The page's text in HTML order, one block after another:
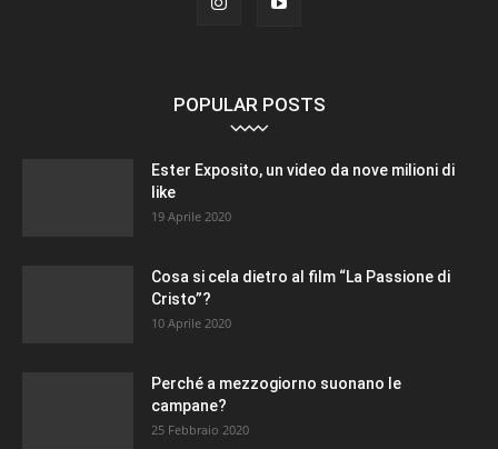
POPULAR POSTS
Ester Exposito, un video da nove milioni di
like
19 Aprile 2020
Cosa si cela dietro al film “La Passione di
Cristo”?
10 Aprile 2020
Perché a mezzogiorno suonano le
campane?
25 Febbraio 2020